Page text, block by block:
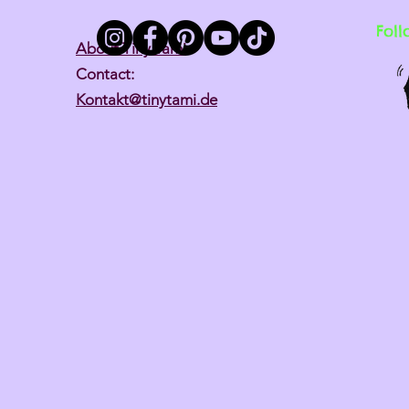
About Tiny Tami
Contact:
Kontakt@tinytami.de